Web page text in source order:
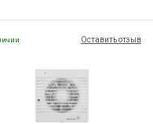
Оставить отзыв